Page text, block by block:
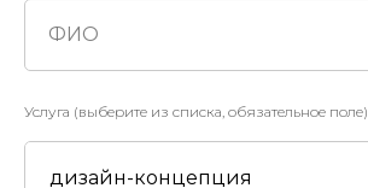
ФИО
Услуга (выберите из списка, обязательное поле)